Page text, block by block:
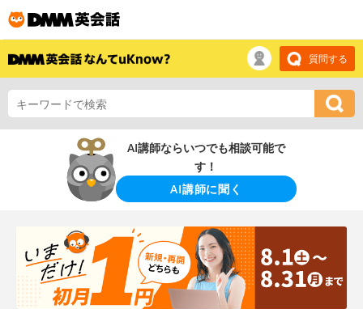
質問する
AI講師ならいつでも相談可能で
す！
AI講師に聞く